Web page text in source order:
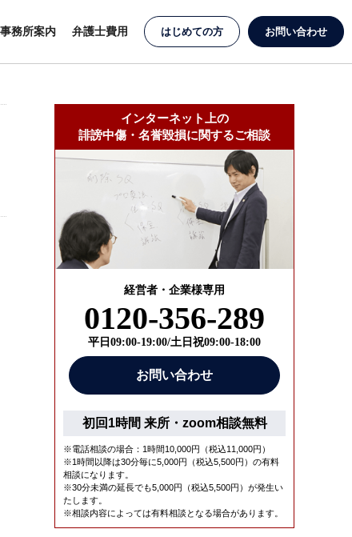
事務所案内 弁護士費用 はじめての方 お問い合わせ
インターネット上の
誹謗中傷・名誉毀損に関するご相談
経営者・企業様専用
0120-356-289
平日09:00-19:00/土日祝09:00-18:00
お問い合わせ
初回1時間 来所・zoom相談無料
※電話相談の場合：1時間10,000円（税込11,000円）
※1時間以降は30分毎に5,000円（税込5,500円）の有料
相談になります。
※30分未満の延長でも5,000円（税込5,500円）が発生い
たします。
※相談内容によっては有料相談となる場合があります。